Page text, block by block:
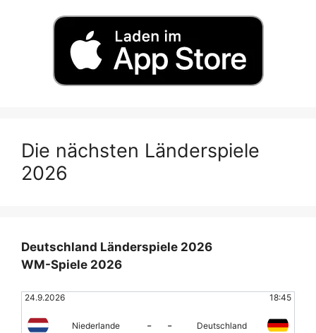
Die nächsten Länderspiele
2026
Deutschland Länderspiele 2026
WM-Spiele 2026
24.9.2026 18:45
Niederlande - - Deutschland